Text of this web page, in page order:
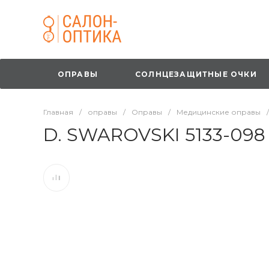
ОПРАВЫ СОЛНЦЕЗАЩИТНЫЕ ОЧКИ
Главная / оправы / Оправы / Медицинские оправы /
D. SWAROVSKI 5133-098